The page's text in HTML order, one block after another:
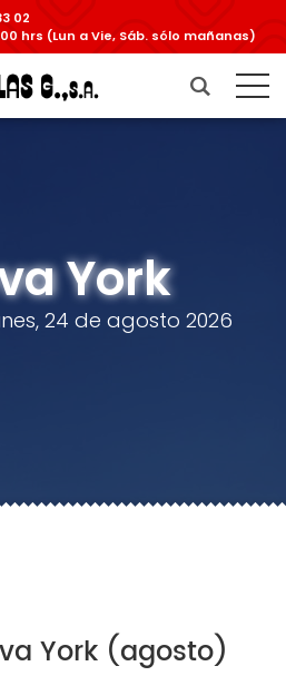
02
hrs (Lun a Vie, Sáb. sólo mañanas)
York
24 de agosto 2026
York (agosto)